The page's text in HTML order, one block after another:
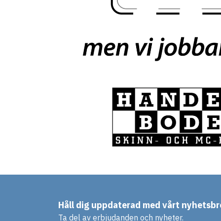
Håll dig uppdaterad med vårt
Ta del av erbjudanden och nyheter.